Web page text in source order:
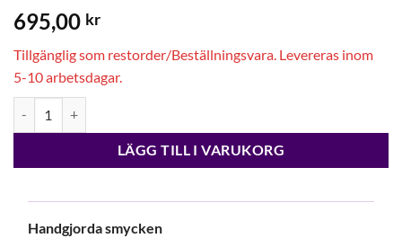
695,00 kr
Tillgänglig som restorder/Beställningsvara. Levereras inom
5-10 arbetsdagar.
LÄGG TILL I VARUKORG
Handgjorda smycken